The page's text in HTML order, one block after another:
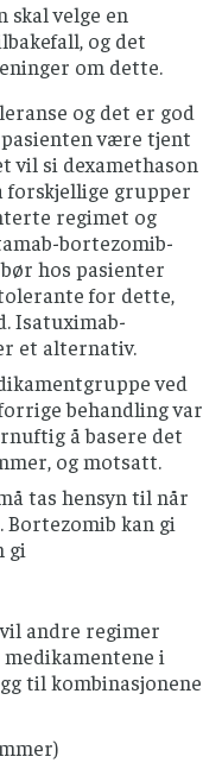
skal velge en
og det
om dette.
og det er god
være tjent
vil si dexamethason
forskjellige grupper
regimet og
bortezomib-
hos pasienter
for dette,
Isatuximab-
et alternativ.
ved
behandling var
å basere det
og motsatt.
tas hensyn til når
kan gi
gi
andre regimer
i
til kombinasjonene